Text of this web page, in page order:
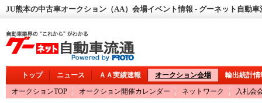
JU熊本の中古車オークション（AA）会場イベント情報 - グーネット自動車
トップ ニュース ＡＡ実績速報 オークション会場
輸出統計情
オークションTOP
オークション開催カレンダー ネットワーク 入札会